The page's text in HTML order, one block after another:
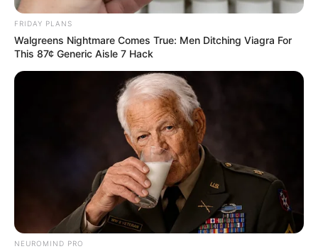
FRIDAY PLANS
Walgreens Nightmare Comes True: Men Ditching Viagra For
This 87¢ Generic Aisle 7 Hack
NEUROMIND PRO